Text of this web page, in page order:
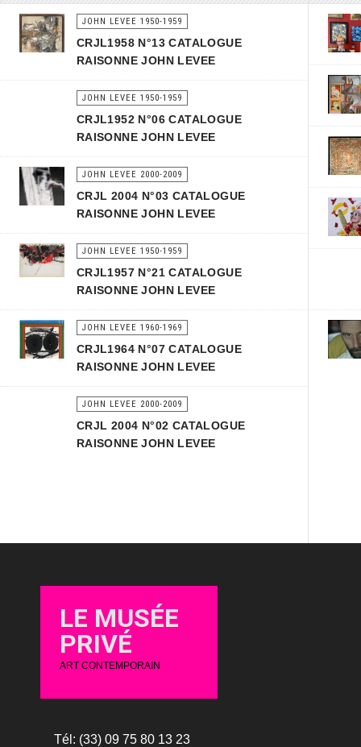
JOHN LEVEE 1950-1959
CRJL1958 N°13 CATALOGUE
RAISONNE JOHN LEVEE
JOHN LEVEE 1950-1959
CRJL1952 N°06 CATALOGUE
RAISONNE JOHN LEVEE
JOHN LEVEE 2000-2009
CRJL 2004 N°03 CATALOGUE
RAISONNE JOHN LEVEE
JOHN LEVEE 1950-1959
CRJL1957 N°21 CATALOGUE
RAISONNE JOHN LEVEE
JOHN LEVEE 1960-1969
CRJL1964 N°07 CATALOGUE
RAISONNE JOHN LEVEE
JOHN LEVEE 2000-2009
CRJL 2004 N°02 CATALOGUE
RAISONNE JOHN LEVEE
LE MUSÉE
PRIVÉ
ART CONTEMPORAIN
Tél: (33) 09 75 80 13 23